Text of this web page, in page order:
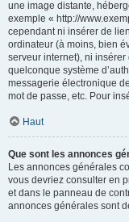
une image distante,
exemple « http://
cependant ni insérer de
ordinateur (à moins, bien
serveur internet), ni
quelconque système
messagerie électronique
mot de passe, etc. Pour
Haut
Que sont les annonces
Les annonces générales
vous devriez consulter en
et dans le panneau de
annonces générales sont